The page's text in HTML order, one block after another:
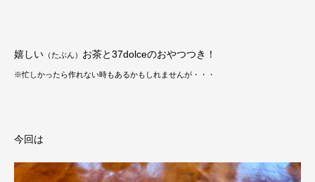
嬉しい （たぶん） お茶と37dolceのおやつつき！
※忙しかったら作れない時もあるかもしれませんが・・・
今回は